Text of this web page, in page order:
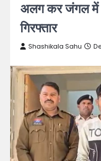
अलग कर जंगल में
गिरफ्तार
Shashikala Sahu